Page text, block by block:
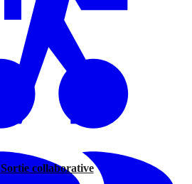
Sortie collaborative